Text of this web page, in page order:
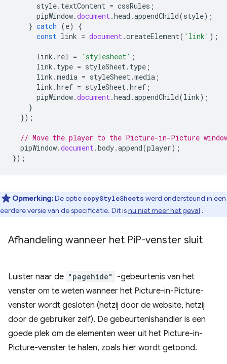
style. textContent = cssRules ;
pipWindow.document .head .appendChild(style);
} catch (e)
{
const link = document .createElement( 'link' );
link . rel = 'stylesheet' ;
link . type = styleSheet . type ;
link .media = styleSheet .media ;
link .href = styleSheet .href ;
pipWindow.document .head .appendChild(link);
}
});
// Move the player to the Picture-in-Picture
pipWindow.document .body.append(player);
});
Opmerking:De optie copyStyleSheets werd ondersteund in een
eerdere versie van de specificatie. Dit isnu niet meer het geval .
Afhandeling wanneer het PiP-venster sluit
Luister naar de "pagehide"
-gebeurtenis van het
venster om te weten wanneer het Picture-in-Picture-
venster wordt gesloten (hetzij door de website, hetzij
door de gebruiker zelf). De gebeurtenishandler is een
goede plek om de elementen weer uit het Picture-in-
Picture-venster te halen, zoals hier wordt getoond.